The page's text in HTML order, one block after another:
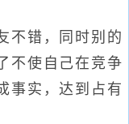
错，同时别的
不使自己在竞争
事实，达到占有